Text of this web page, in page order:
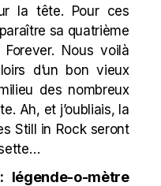
la tête. Pour ces
sa quatrième
Nous voilà
d’un bon vieux
des nombreux
Ah, et j’oubliais, la
Still in Rock seront
légende-o-mètre